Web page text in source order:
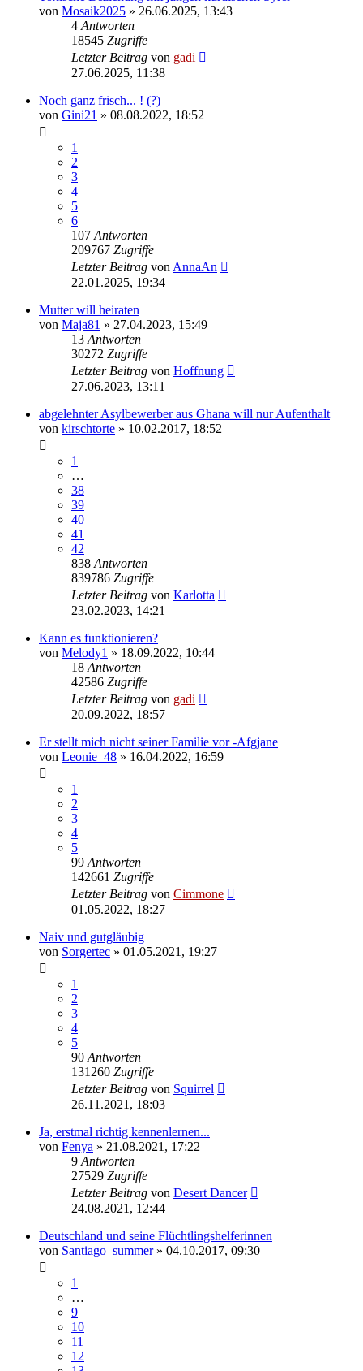
von Mosaik2025 » 26.06.2025, 13:43
4 Antworten
18545 Zugriffe
Letzter Beitrag von gadi
27.06.2025, 11:38
Noch ganz frisch... ! (?)
von Gini21 » 08.08.2022, 18:52
1
2
3
4
5
6
107 Antworten
209767 Zugriffe
Letzter Beitrag von AnnaAn
22.01.2025, 19:34
Mutter will heiraten
von Maja81 » 27.04.2023, 15:49
13 Antworten
30272 Zugriffe
Letzter Beitrag von Hoffnung
27.06.2023, 13:11
abgelehnter Asylbewerber aus Ghana will nur Aufenthalt
von kirschtorte » 10.02.2017, 18:52
1
…
38
39
40
41
42
838 Antworten
839786 Zugriffe
Letzter Beitrag von Karlotta
23.02.2023, 14:21
Kann es funktionieren?
von Melody1 » 18.09.2022, 10:44
18 Antworten
42586 Zugriffe
Letzter Beitrag von gadi
20.09.2022, 18:57
Er stellt mich nicht seiner Familie vor -Afgjane
von Leonie_48 » 16.04.2022, 16:59
1
2
3
4
5
99 Antworten
142661 Zugriffe
Letzter Beitrag von Cimmone
01.05.2022, 18:27
Naiv und gutgläubig
von Sorgertec » 01.05.2021, 19:27
1
2
3
4
5
90 Antworten
131260 Zugriffe
Letzter Beitrag von Squirrel
26.11.2021, 18:03
Ja, erstmal richtig kennenlernen...
von Fenya » 21.08.2021, 17:22
9 Antworten
27529 Zugriffe
Letzter Beitrag von Desert Dancer
24.08.2021, 12:44
Deutschland und seine Flüchtlingshelferinnen
von Santiago_summer» 04.10.2017, 09:30
1
…
9
10
11
12